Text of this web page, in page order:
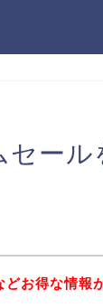
ール
お得な情報